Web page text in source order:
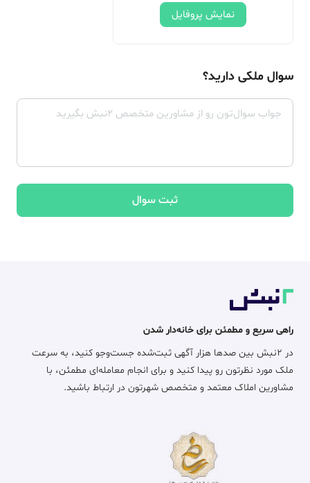
نمایش پروفایل
سوال ملکی دارید؟
ثبت سوال
راهی سریع و مطمئن برای خانه‌دار شدن
در ۲نبش بین صدها هزار آگهی ثبت‌شده جست‌وجو کنید، به سرعت
ملک مورد نظرتون رو پیدا کنید و برای انجام معامله‌ای مطمئن، با
مشاورین املاک معتمد و متخصص شهرتون در ارتباط باشید.